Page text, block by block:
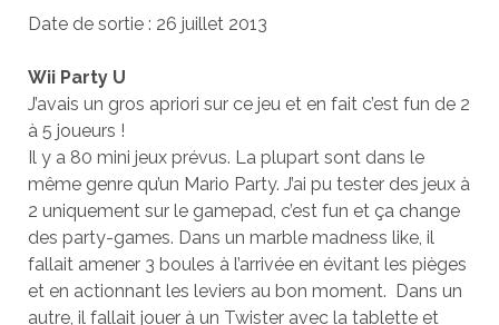
Date de sortie : 26 juillet 2013
Wii Party U
J’avais un gros apriori sur ce jeu et en fait c’est fun de 2
à 5 joueurs !
Il y a 80 mini jeux prévus. La plupart sont dans le
même genre qu’un Mario Party. J’ai pu tester des jeux à
2 uniquement sur le gamepad, c’est fun et ça change
des party-games. Dans un marble madness like, il
fallait amener 3 boules à l’arrivée en évitant les pièges
et en actionnant les leviers au bon moment. Dans un
autre, il fallait jouer à un Twister avec la tablette et